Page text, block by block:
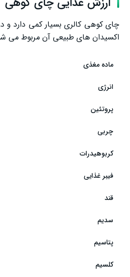
چای کوهی کالری بسیار کمی دارد و
اکسیدان‌ های طبیعی آن مربوط می‌
ماده مغذی
انرژی
پروتئین
چربی
کربوهیدرات
فیبر غذایی
قند
سدیم
پتاسیم
کلسیم